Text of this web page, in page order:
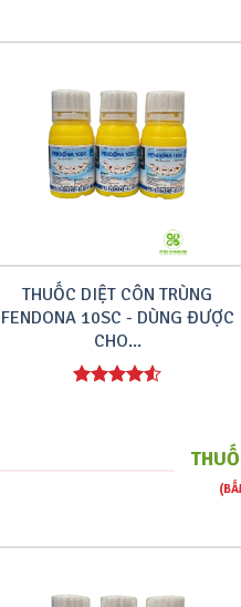
THUỐC DIỆT CÔN TRÙNG
FENDONA 10SC - DÙNG ĐƯỢC
CHO...